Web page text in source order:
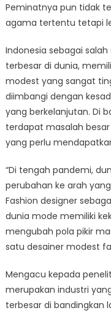
Peminatnya pun tidak
agama tertentu tetapi
Indonesia sebagai
terbesar di dunia,
modest yang sangat
diimbangi dengan
yang berkelanjutan. Di
terdapat masalah
yang perlu
“Di tengah pandemi,
perubahan ke arah
Fashion designer
dunia mode memiliki
mengubah pola pikir
satu desainer modest
Mengacu kepada
merupakan industri
terbesar di bandingkan